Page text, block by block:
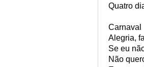
Quatro
Carnaval
Alegria,
Se eu
Não